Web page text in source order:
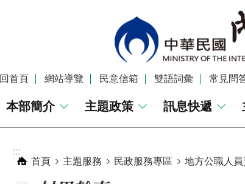
回首頁 網站導覽 民意信箱 雙語詞彙 常見問
本部簡介 主題政策 訊息快遞
:::
首頁
主題服務 民政服務專區 地方公職人